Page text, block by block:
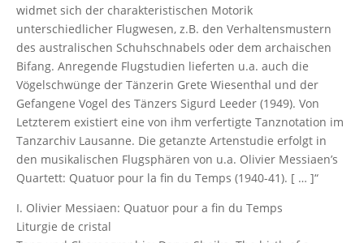
widmet sich der charakteristischen Motorik
unterschiedlicher Flugwesen, z.B. den Verhaltensmustern
des australischen Schuhschnabels oder dem archaischen
Bifang. Anregende Flugstudien lieferten u.a. auch die
Vögelschwünge der Tänzerin Grete Wiesenthal und der
Gefangene Vogel des Tänzers Sigurd Leeder (1949). Von
Letzterem existiert eine von ihm verfertigte Tanznotation im
Tanzarchiv Lausanne. Die getanzte Artenstudie erfolgt in
den musikalischen Flugsphären von u.a. Olivier Messiaen’s
Quartett: Quatuor pour la fin du Temps (1940-41). [ … ]“
I. Olivier Messiaen: Quatuor pour a fin du Temps
Liturgie de cristal